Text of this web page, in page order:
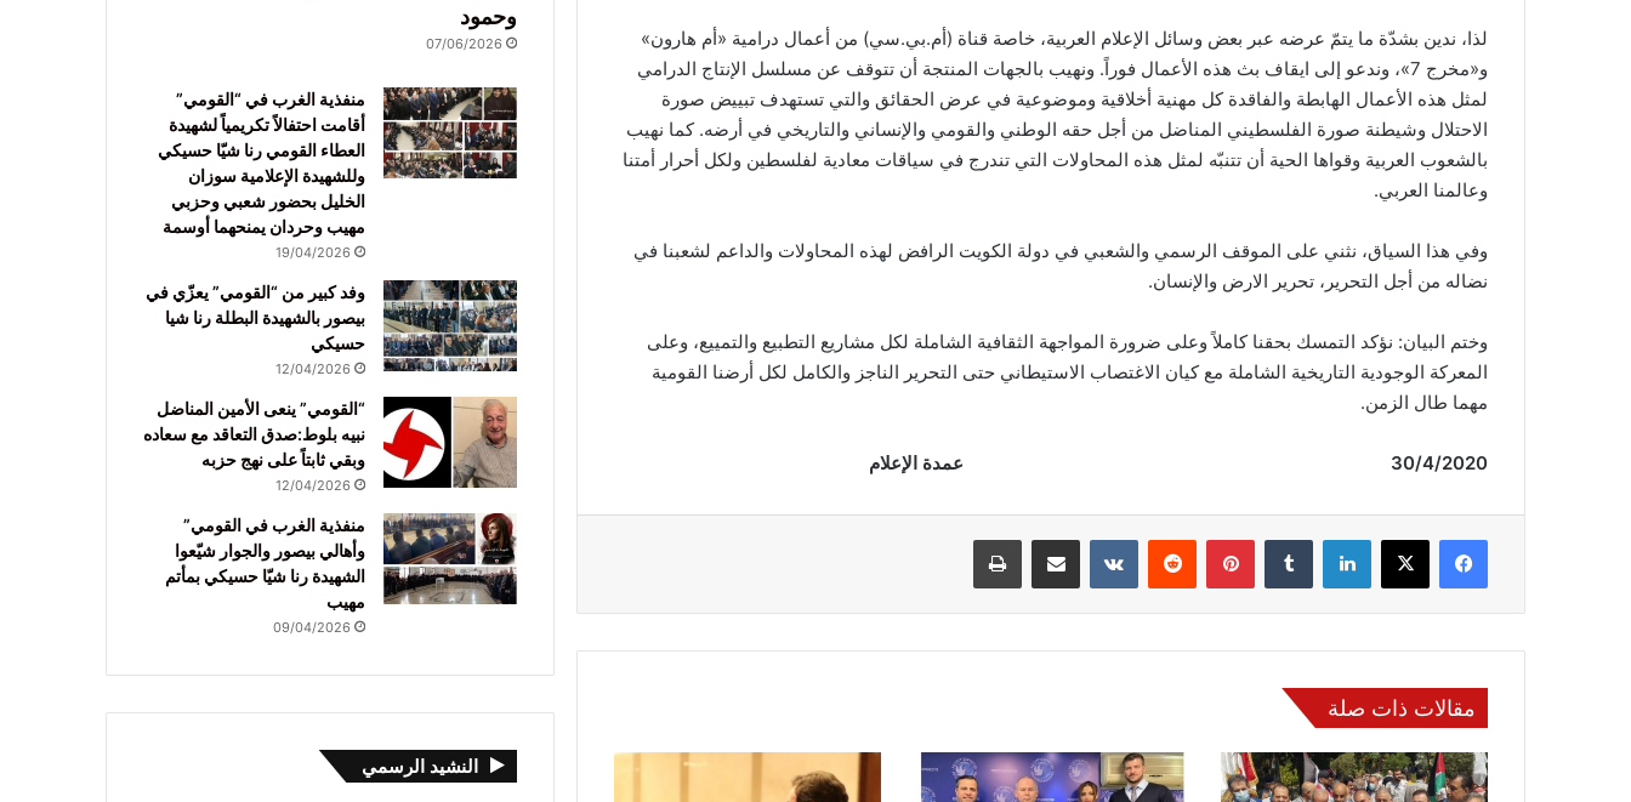
لذا، ندين بشدّة ما يتمّ عرضه عبر بعض وسائل الإعلام العربية، خاصة قناة (أم.بي.سي) من أعمال درامية «أم هارون»
و«مخرج 7»، وندعو إلى ايقاف بث هذه الأعمال فوراً. ونهيب بالجهات المنتجة أن تتوقف عن مسلسل الإنتاج الدرامي
لمثل هذه الأعمال الهابطة والفاقدة كل مهنية أخلاقية وموضوعية في عرض الحقائق والتي تستهدف تبييض صورة
الاحتلال وشيطنة صورة الفلسطيني المناضل من أجل حقه الوطني والقومي والإنساني والتاريخي في أرضه. كما نهيب
بالشعوب العربية وقواها الحية أن تتنبّه لمثل هذه المحاولات التي تندرج في سياقات معادية لفلسطين ولكل أحرار أمتنا
وعالمنا العربي.
وفي هذا السياق، نثني على الموقف الرسمي والشعبي في دولة الكويت الرافض لهذه المحاولات والداعم لشعبنا في
نضاله من أجل التحرير، تحرير الارض والإنسان.
وختم البيان: نؤكد التمسك بحقنا كاملاً وعلى ضرورة المواجهة الثقافية الشاملة لكل مشاريع التطبيع والتمييع، وعلى
المعركة الوجودية التاريخية الشاملة مع كيان الاغتصاب الاستيطاني حتى التحرير الناجز والكامل لكل أرضنا القومية
مهما طال الزمن.
30/4/2020 عمدة الإعلام
فيسبوك لينكدإن بينتيريست
مقالات ذات صلة
وحمود
07/06/2026
منفذية الغرب في “القومي”
أقامت احتفالاً تكريمياً لشهيدة
العطاء القومي رنا شيّا حسيكي
وللشهيدة الإعلامية سوزان
الخليل بحضور شعبي وحزبي
مهيب وحردان يمنحهما أوسمة
19/04/2026
وفد كبير من “القومي” يعزّي في
بيصور بالشهيدة البطلة رنا شيا
حسيكي
12/04/2026
“القومي” ينعى الأمين المناضل
نبيه بلوط:صدق التعاقد مع سعاده
وبقي ثابتاً على نهج حزبه
12/04/2026
منفذية الغرب في القومي”
وأهالي بيصور والجوار شيّعوا
الشهيدة رنا شيّا حسيكي بمأتم
مهيب
09/04/2026
النشيد الرسمي